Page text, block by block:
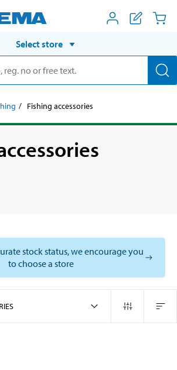
Select store
Fishing accessories
stock status, we encourage you
to choose a store